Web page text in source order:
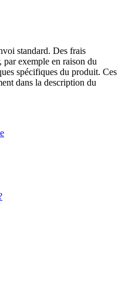
standard. Des frais
par exemple en raison du
spécifiques du produit. Ces
dans la description du